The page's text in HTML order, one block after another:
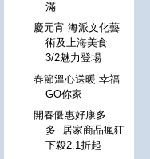
滿
慶元宵 海派文化藝
術及上海美食
3/2魅力登場
春節溫心送暖 幸福
GO你家
開春優惠好康多
多 居家商品瘋狂
下殺2.1折起